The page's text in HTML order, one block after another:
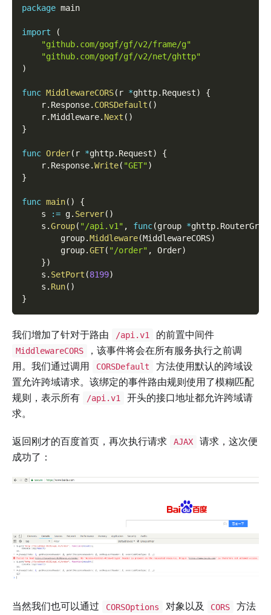
package main
import
(
"github.com/gogf/gf/v2/frame/g"
"github.com/gogf/gf/v2/net/ghttp"
)
func MiddlewareCORS( r *ghttp. Request)
{
    r
. Response. CORSDefault ( )
    r
.Middleware. Next ( )
}
func Order( r *ghttp. Request)
{
    r
. Response.Write( "GET")
}
func main( )
{
    s
:= g. Server( )
    s
.Group( "/api.v1" , func(group *ghttp.
        group
.Middleware(MiddlewareCORS)
        group
.GET( "/order" , Order)
})
    s
. SetPort (8199)
    s
. Run( )
}
我们增加了针对于路由 /api.v1 的前置中间件
MiddlewareCORS
，该事件将会在所有服务执行之前调
用。我们通过调用
CORSDefault
方法使用默认的跨域设
置允许跨域请求。该绑定的事件路由规则使用了模糊匹配
规则，表示所有
/api.v1
开头的接口地址都允许跨域请
求。
返回刚才的百度首页，再次执行请求 AJAX
请求，这次便
成功了：
当然我们也可以通过 CORSOptions 对象以及 CORS
方法